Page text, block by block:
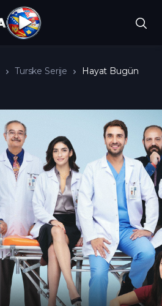
Turske Serije
Hayat Bugün